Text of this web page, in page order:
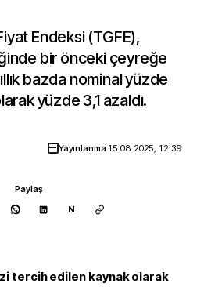
Endeksi (TGFE),
bir önceki çeyreğe
bazda nominal yüzde
yüzde 3,1 azaldı.
Yayınlanma 15.08.2025, 12:39
Paylaş
N
tercih edilen kaynak olarak